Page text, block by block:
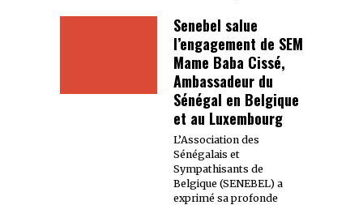
Senebel salue
l’engagement de SEM
Mame Baba Cissé,
Ambassadeur du
Sénégal en Belgique
et au Luxembourg
L’Association des
Sénégalais et
Sympathisants de
Belgique (SENEBEL) a
exprimé sa profonde